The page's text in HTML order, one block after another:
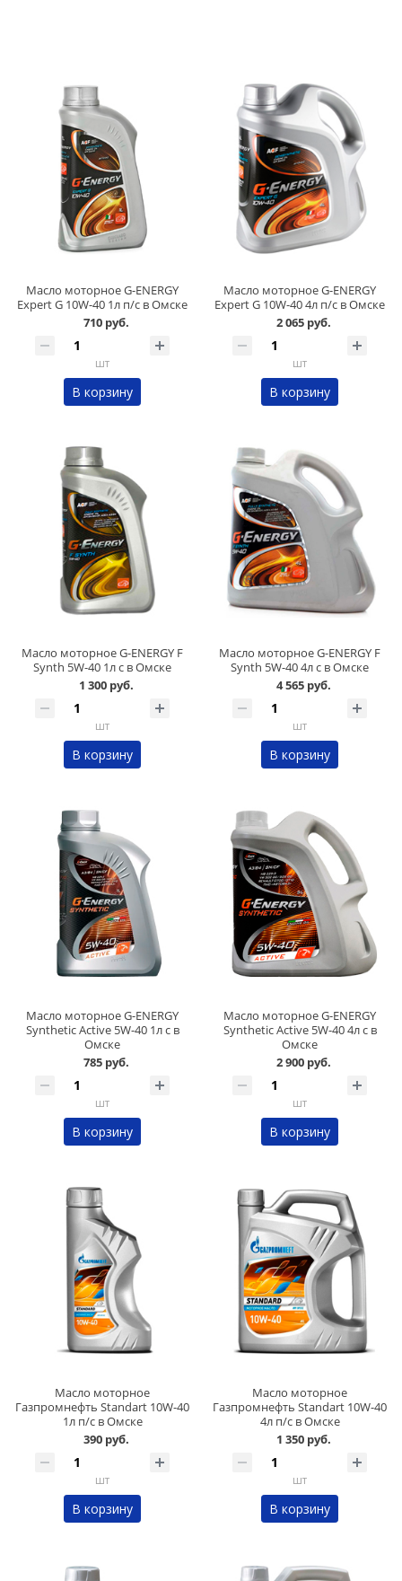
Масло моторное G-ENERGY
Expert G 10W-40 1л п/с в Омске
710 руб.
шт
В корзину
Масло моторное G-ENERGY
Expert G 10W-40 4л п/с в Омске
2 065 руб.
шт
В корзину
Масло моторное G-ENERGY F
Synth 5W-40 1л с в Омске
1 300 руб.
шт
В корзину
Масло моторное G-ENERGY F
Synth 5W-40 4л с в Омске
4 565 руб.
шт
В корзину
Масло моторное G-ENERGY
Synthetic Active 5W-40 1л с в
Омске
785 руб.
шт
В корзину
Масло моторное G-ENERGY
Synthetic Active 5W-40 4л с в
Омске
2 900 руб.
шт
В корзину
Масло моторное
Газпромнефть Standart 10W-40
1л п/с в Омске
390 руб.
шт
В корзину
Масло моторное
Газпромнефть Standart 10W-40
4л п/с в Омске
1 350 руб.
шт
В корзину